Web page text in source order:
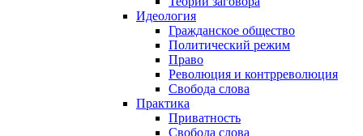
Идеология
Гражданское общество
Политический режим
Право
Революция и контрреволюция
Свобода слова
Практика
Приватность
Свобода слова